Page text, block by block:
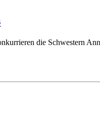
die Schwestern